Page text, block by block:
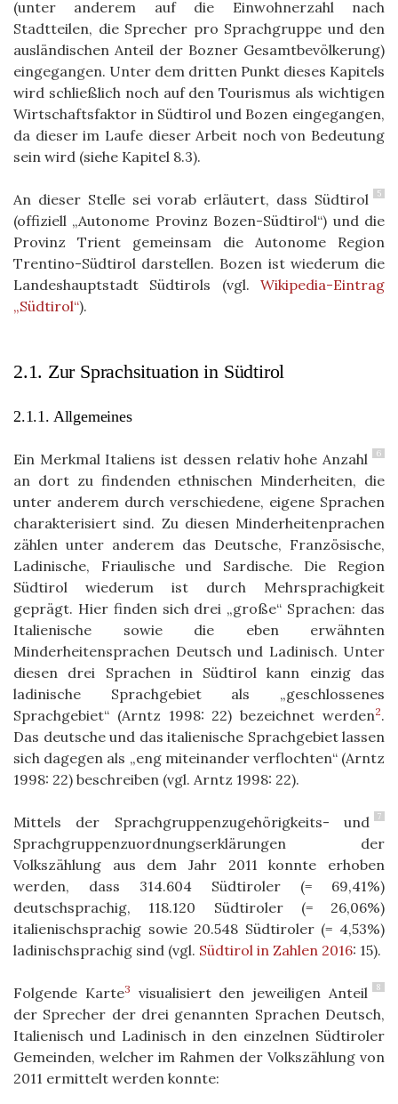
(unter anderem auf die Einwohnerzahl nach
Stadtteilen, die Sprecher pro Sprachgruppe und den
ausländischen Anteil der Bozner Gesamtbevölkerung)
eingegangen. Unter dem dritten Punkt dieses Kapitels
wird schließlich noch auf den Tourismus als wichtigen
Wirtschaftsfaktor in Südtirol und Bozen eingegangen,
da dieser im Laufe dieser Arbeit noch von Bedeutung
sein wird (siehe Kapitel 8.3).
5
An dieser Stelle sei vorab erläutert, dass Südtirol
(offiziell „Autonome Provinz Bozen-Südtirol“) und die
Provinz Trient gemeinsam die Autonome Region
Trentino-Südtirol darstellen. Bozen ist wiederum die
Landeshauptstadt Südtirols (vgl. Wikipedia-Eintrag
„Südtirol“).
2.1. Zur Sprachsituation in Südtirol
2.1.1. Allgemeines
6
Ein Merkmal Italiens ist dessen relativ hohe Anzahl
an dort zu findenden ethnischen Minderheiten, die
unter anderem durch verschiedene, eigene Sprachen
charakterisiert sind. Zu diesen Minderheitenprachen
zählen unter anderem das Deutsche, Französische,
Ladinische, Friaulische und Sardische. Die Region
Südtirol wiederum ist durch Mehrsprachigkeit
geprägt. Hier finden sich drei „große“ Sprachen: das
Italienische sowie die eben erwähnten
Minderheitensprachen Deutsch und Ladinisch. Unter
diesen drei Sprachen in Südtirol kann einzig das
ladinische Sprachgebiet als „geschlossenes
Sprachgebiet“ (Arntz 1998: 22) bezeichnet werden2.
Das deutsche und das italienische Sprachgebiet lassen
sich dagegen als „eng miteinander verflochten“ (Arntz
1998: 22) beschreiben (vgl. Arntz 1998: 22).
7
Mittels der Sprachgruppenzugehörigkeits- und
Sprachgruppenzuordnungserklärungen der
Volkszählung aus dem Jahr 2011 konnte erhoben
werden, dass 314.604 Südtiroler (= 69,41%)
deutschsprachig, 118.120 Südtiroler (= 26,06%)
italienischsprachig sowie 20.548 Südtiroler (= 4,53%)
ladinischsprachig sind (vgl. Südtirol in Zahlen 2016: 15).
8
Folgende Karte3
visualisiert den jeweiligen Anteil
der Sprecher der drei genannten Sprachen Deutsch,
Italienisch und Ladinisch in den einzelnen Südtiroler
Gemeinden, welcher im Rahmen der Volkszählung von
2011 ermittelt werden konnte: